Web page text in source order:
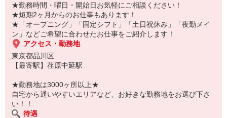
★勤務時間・曜日・開始日お気軽にご相談ください！
★短期2ヶ月からのお仕事もあります！
★「オープニング」「固定シフト」「土日祝休み」「夜勤メイ
ン」などご希望に合わせたお仕事をご紹介します！
アクセス・勤務地
東京都品川区
【最寄駅】荏原中延駅
★勤務地は3000ヶ所以上★
自宅から通いやすいエリアなど、お好きな勤務地をお選び下さ
い！！
待遇